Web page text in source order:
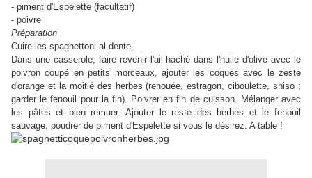
- piment d'Espelette (facultatif)
- poivre
Préparation
Cuire les spaghettoni al dente.
Dans une casserole, faire revenir l'ail haché dans l'huile d'olive avec le
poivron coupé en petits morceaux, ajouter les coques avec le zeste
d'orange et la moitié des herbes (renouée, estragon, ciboulette, shiso ;
garder le fenouil pour la fin). Poivrer en fin de cuisson. Mélanger avec
les pâtes et bien remuer. Ajouter le reste des herbes et le fenouil
sauvage, poudrer de piment d'Espelette si vous le désirez. A table !